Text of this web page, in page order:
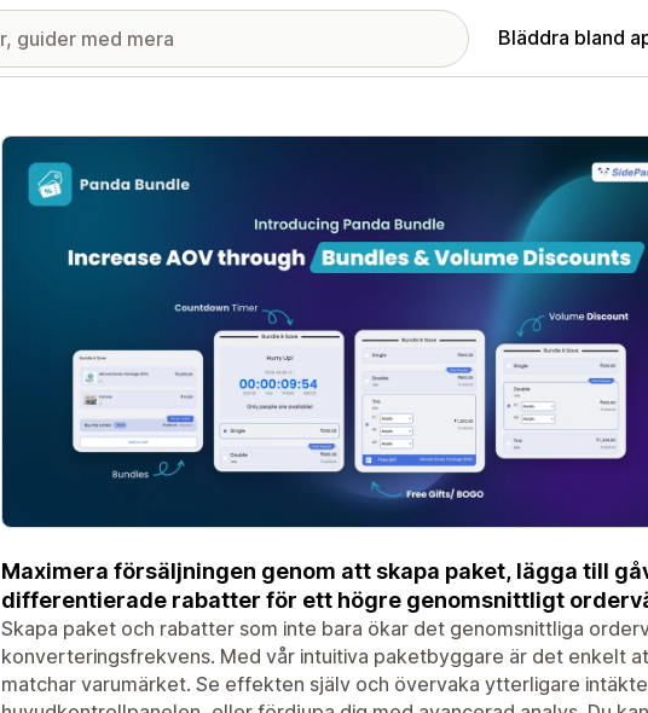
Bläddra bland
Galleri med utvalda bilder
Maximera försäljningen genom att skapa paket, lägga till
differentierade rabatter för ett högre genomsnittligt
Skapa paket och rabatter som inte bara ökar det genomsnittliga
konverteringsfrekvens. Med vår intuitiva paketbyggare är det enkelt
matchar varumärket. Se effekten själv och övervaka ytterligare